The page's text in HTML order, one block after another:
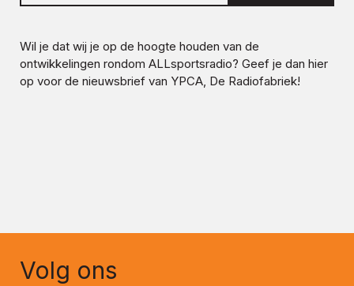
Wil je dat wij je op de hoogte houden van de
ontwikkelingen rondom ALLsportsradio? Geef je dan hier
op voor de nieuwsbrief van YPCA, De Radiofabriek!
Volg ons